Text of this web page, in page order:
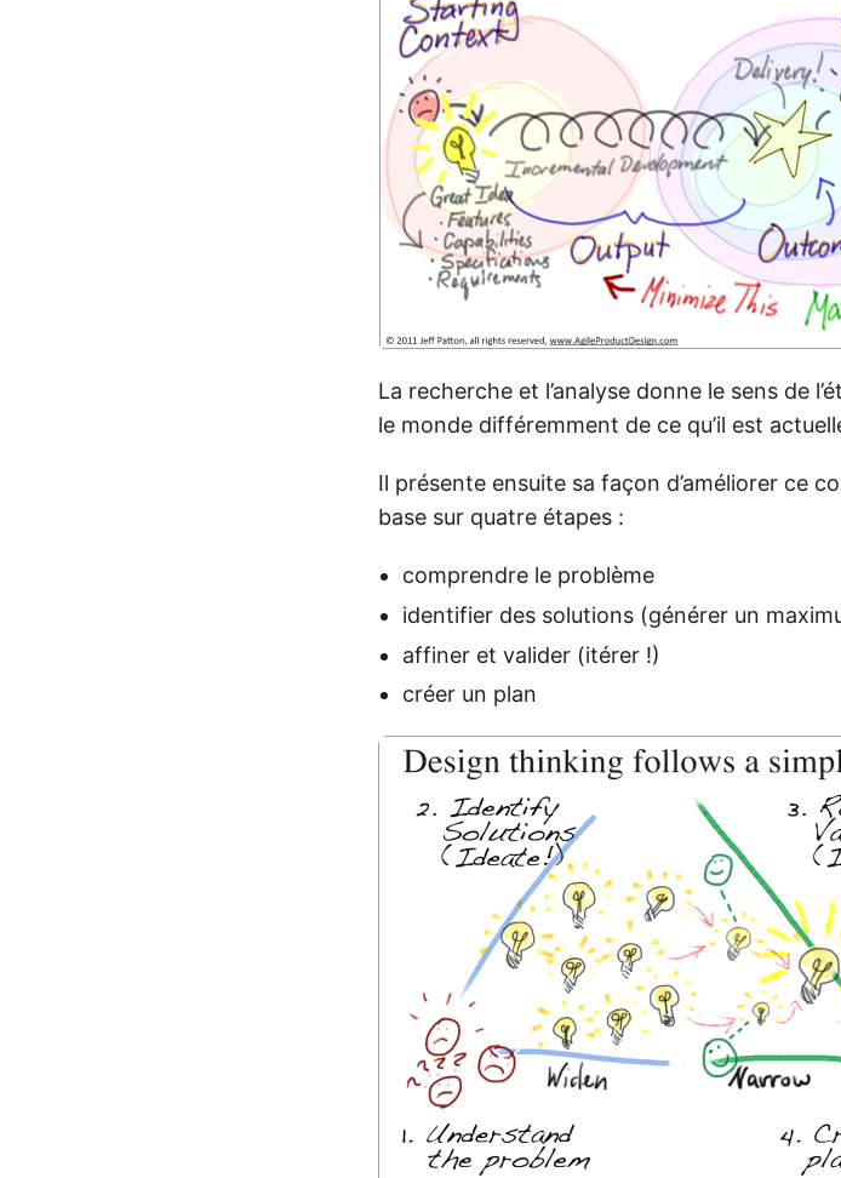
La recherche et l’analyse donne le sens de
le monde différemment de ce qu’il est
Il présente ensuite sa façon d’améliorer ce
base sur quatre étapes :
comprendre le problème
identifier des solutions (générer un
affiner et valider (itérer !)
créer un plan